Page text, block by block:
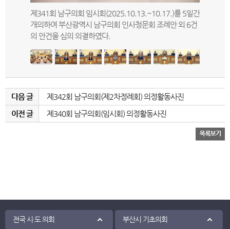
제341회 남구의회 임시회(2025.10.13.~10.17.)를 5일간
개의하여 부산광역시 남구의회 인사청문회 조례안 외 6건
의 안건을 심의 의결하였다.
다음 글
제342회 남구의회(제2차정례회) 의정활동사진
이전 글
제340회 남구의회(임시회) 의정활동사진
전국 시·도 의회 부산시 기초의회